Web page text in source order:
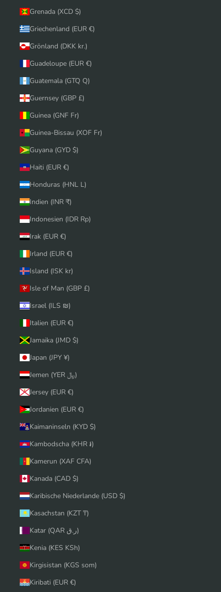
Grenada (XCD $)
Griechenland (EUR €)
Grönland (DKK kr.)
Guadeloupe (EUR €)
Guatemala (GTQ Q)
Guernsey (GBP £)
Guinea (GNF Fr)
Guinea-Bissau (XOF Fr)
Guyana (GYD $)
Haiti (EUR €)
Honduras (HNL L)
Indien (INR ₹)
Indonesien (IDR Rp)
Irak (EUR €)
Irland (EUR €)
Island (ISK kr)
Isle of Man (GBP £)
Israel (ILS ₪)
Italien (EUR €)
Jamaika (JMD $)
Japan (JPY ¥)
Jemen (YER ﷼)
Jersey (EUR €)
Jordanien (EUR €)
Kaimaninseln (KYD $)
Kambodscha (KHR ៛)
Kamerun (XAF CFA)
Kanada (CAD $)
Karibische Niederlande (USD $)
Kasachstan (KZT ₸)
Katar (QAR ر.ق)
Kenia (KES KSh)
Kirgisistan (KGS som)
Kiribati (EUR €)